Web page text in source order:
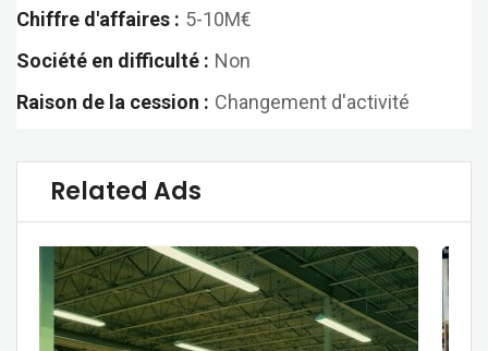
Chiffre d'affaires : 5-10M€
Société en difficulté : Non
Raison de la cession : Changement d'activité
Related Ads